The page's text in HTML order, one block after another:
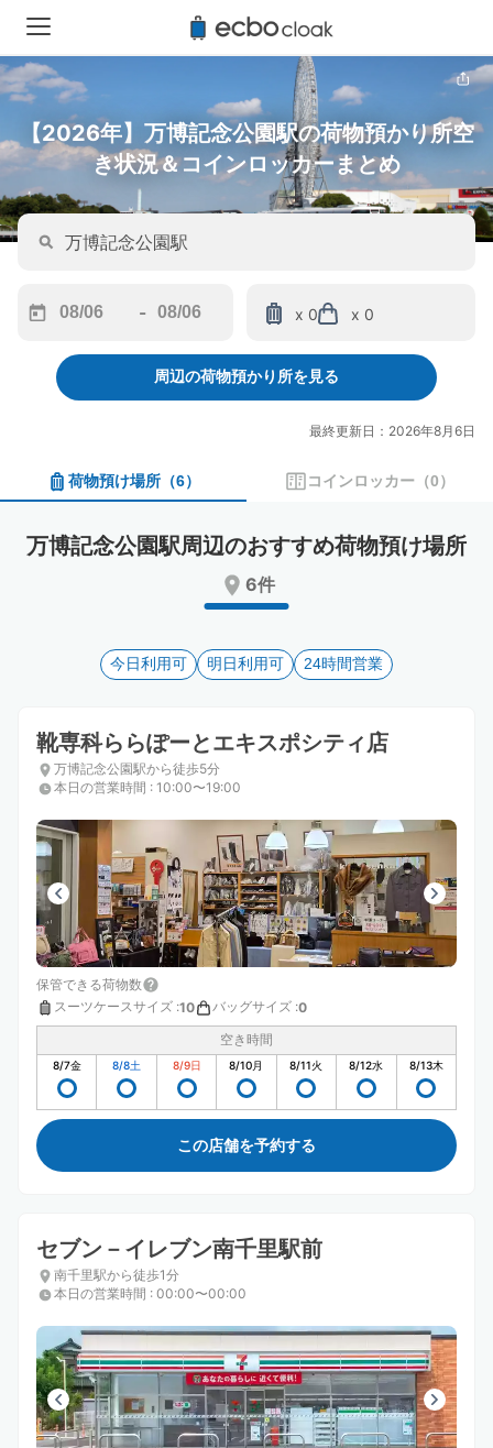
【2026年】万博記念公園駅の荷物預かり所空
き状況＆コインロッカーまとめ
forward
interact
calendar
and
a
date.
the
keyboard
shortcuts
for
changing
dates.
-
backward
to
interact
calendar
and
a
date.
mark
key
the
keyboard
shortcuts
for
changing
dates.
x 0 x 0
周辺の荷物預かり所を見る
最終更新日：2026年8月6日
荷物預け場所 （6） コインロッカー （0）
万博記念公園駅周辺のおすすめ荷物預け場所
6件
今日利用可 明日利用可 24時間営業
靴専科ららぽーとエキスポシティ店
万博記念公園駅から徒歩5分
本日の営業時間 : 10:00〜19:00
保管できる荷物数
スーツケースサイズ :10 バッグサイズ :0
空き時間
8/7金 8/8土 8/9日 8/10月 8/11火 8/12水 8/13木
この店舗を予約する
セブン－イレブン南千里駅前
南千里駅から徒歩1分
本日の営業時間 : 00:00〜00:00